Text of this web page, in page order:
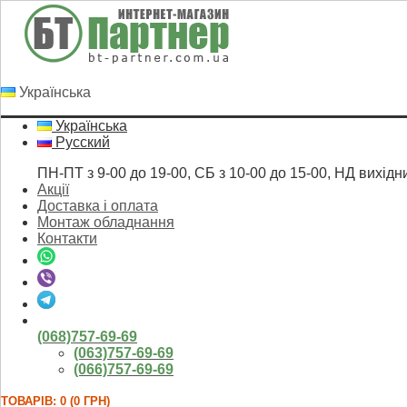
Українська
Українська
Русский
ПН-ПТ з 9-00 до 19-00, СБ з 10-00 до 15-00, НД
Акції
Доставка і оплата
Монтаж обладнання
Контакти
(068)757-69-69
(063)757-69-69
(066)757-69-69
ТОВАРІВ: 0 (0 ГРН)